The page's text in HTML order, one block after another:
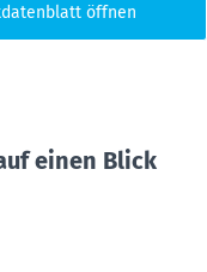
öffnen
einen Blick